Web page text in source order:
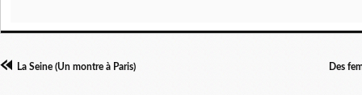
La Seine (Un montre à Paris) Des